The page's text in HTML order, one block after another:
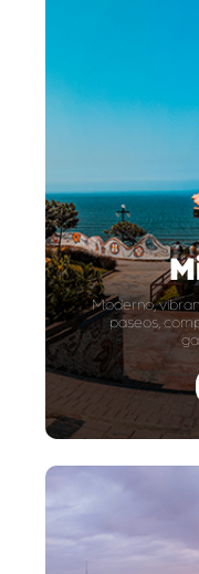
Moderno,
paseos,